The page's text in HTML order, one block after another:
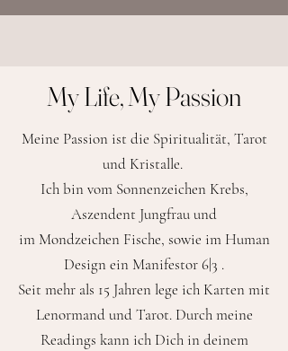
My Life, My Passion
Meine Passion ist die Spiritualität, Tarot
und Kristalle.
Ich bin vom Sonnenzeichen Krebs,
Aszendent Jungfrau und
im Mondzeichen Fische, sowie im Human
Design ein Manifestor 6|3 .
​Seit mehr als 15 Jahren lege ich Karten mit
Lenormand und Tarot. Durch meine
Readings kann ich Dich in deinem